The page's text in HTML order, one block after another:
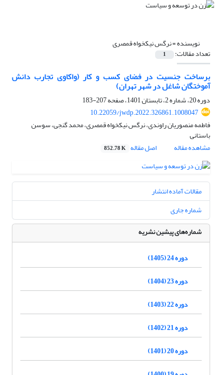
نویسنده =نرگس نیکخواه قمصری
تعداد مقالات: 1
برساخت جنسیت در فضای کسب و کار (واکاوی تجارب دانش
آموختگان شاغل در شهر تهران)
دوره 20، شماره 2، تابستان 1401، صفحه
207-183
10.22059/jwdp.2022.326861.1008047
فاطمه منصوریان راوندی، نرگس نیکخواه قمصری، محمد گنجی، سوسن
باستانی
مشاهده مقاله
اصل مقاله 852.78 K
مقالات آماده انتشار
شماره جاری
شماره‌های پیشین نشریه
دوره 24 (1405)
دوره 23 (1404)
دوره 22 (1403)
دوره 21 (1402)
دوره 20 (1401)